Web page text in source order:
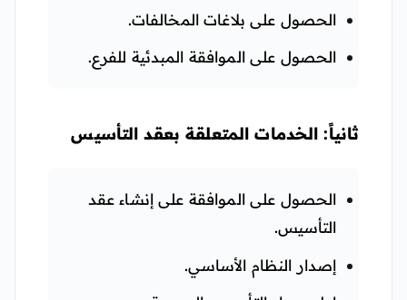
الحصول على بلاغات المخالفات.
الحصول على الموافقة المبدئية للفرع.
ثانياً: الخدمات المتعلقة بعقد التأسيس
الحصول على الموافقة على إنشاء عقد
التأسيس.
إصدار النظام الأساسي.